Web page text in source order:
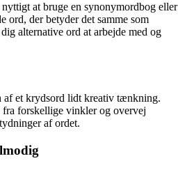
at bruge en synonymordbog eller
ord, der betyder det samme som
alternative ord at arbejde med og
et krydsord lidt kreativ tænkning.
forskellige vinkler og overvej
af ordet.